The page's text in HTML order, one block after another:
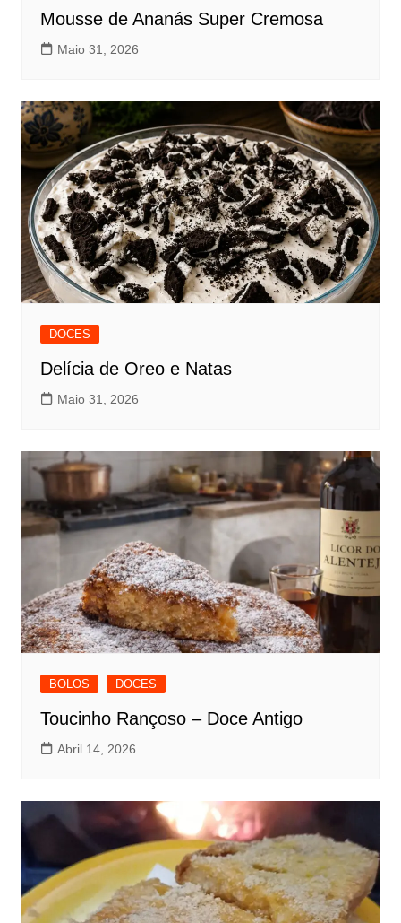
Mousse de Ananás Super Cremosa
Maio 31, 2026
DOCES
Delícia de Oreo e Natas
Maio 31, 2026
BOLOS DOCES
Toucinho Rançoso – Doce Antigo
Abril 14, 2026